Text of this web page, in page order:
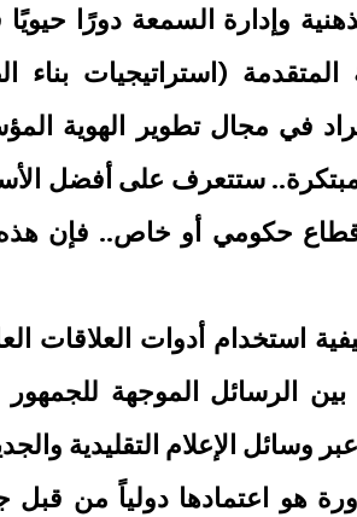
وإدارة السمعة دورًا
المتقدمة (استراتيجيات
في مجال تطوير الهوية
ستتعرف على أفضل
حكومي أو خاص.. فإن هذه
استخدام أدوات العلاقات
بين الرسائل الموجهة
وسائل الإعلام التقليدية
هو اعتمادها دولياً من